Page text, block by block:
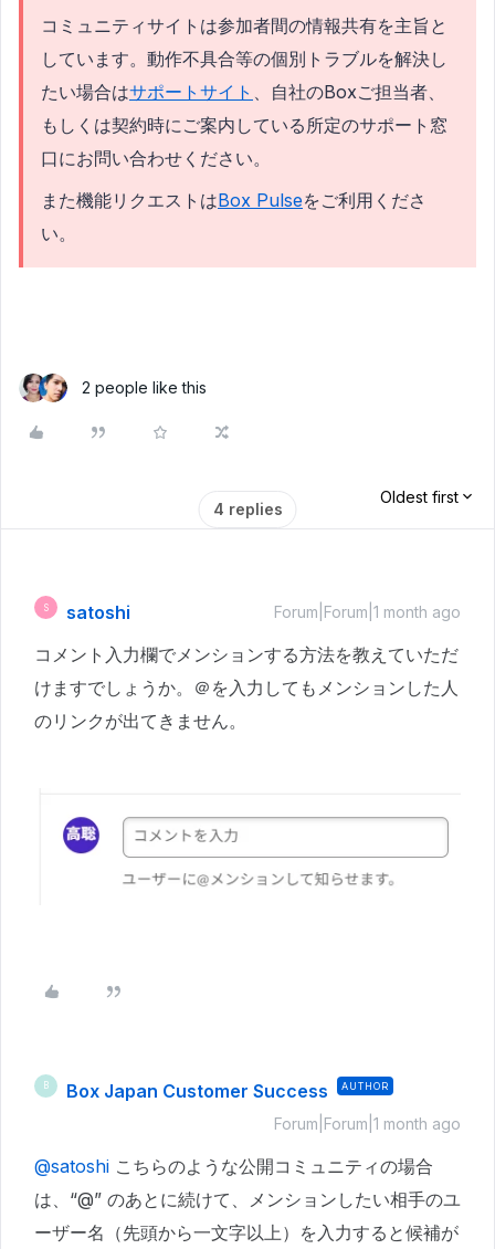
コミュニティサイトは参加者間の情報共有を主旨と
しています。動作不具合等の個別トラブルを解決し
たい場合はサポートサイト 、自社のBoxご担当者、
もしくは契約時にご案内している所定のサポート窓
口にお問い合わせください。
また機能リクエストはBox Pulseをご利用くださ
い。
2 people like this
4 replies
Oldest first
S satoshi Forum|Forum|1 month ago
コメント入力欄でメンションする方法を教えていただ
けますでしょうか。＠を入力してもメンションした人
のリンクが出てきません。
B Box Japan Customer Success AUTHOR
Forum|Forum|1 month ago
@satoshi こちらのような公開コミュニティの場合
は、“@” のあとに続けて、メンションしたい相手のユ
ーザー名（先頭から一文字以上）を入力すると候補が